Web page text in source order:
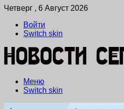
Четверг , 6 Август 2026
Войти
Switch skin
Меню
Switch skin